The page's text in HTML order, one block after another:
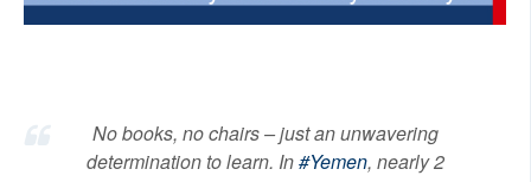
SOCIÁLNÍ SÍTĚ
PLNÁ VERZE STRÁNEK
No books, no chairs – just an unwavering
determination to learn. In#Yemen, nearly 2